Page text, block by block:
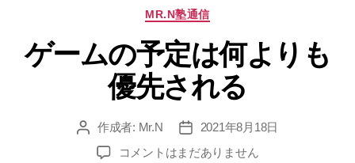
カ
ゴ
リ
ー
MR.N塾通信
ゲームの予定は何よりも
優先される
投 作成者: Mr.N
投
稿
2021年8月18日
ゲ
コメントはまだありません